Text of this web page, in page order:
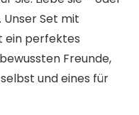
Unser Set mit
ein perfektes
Freunde,
und eines für